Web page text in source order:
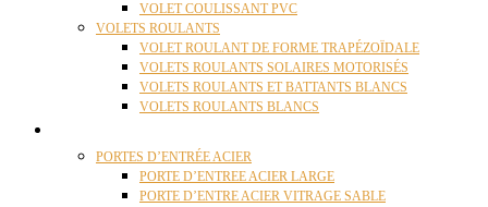
VOLET COULISSANT PVC
VOLETS ROULANTS
VOLET ROULANT DE FORME TRAPÉZOÏDALE
VOLETS ROULANTS SOLAIRES MOTORISÉS
VOLETS ROULANTS ET BATTANTS BLANCS
VOLETS ROULANTS BLANCS
PORTES D’ENTRÉE ACIER
PORTE D’ENTREE ACIER LARGE
PORTE D’ENTRE ACIER VITRAGE SABLE